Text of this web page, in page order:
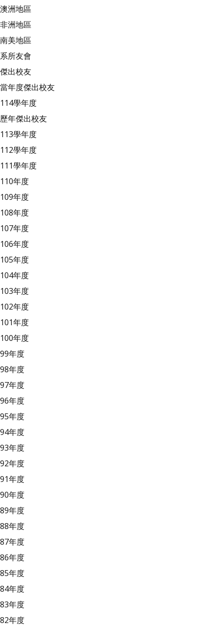
澳洲地區
非洲地區
南美地區
系所友會
傑出校友
當年度傑出校友
114學年度
歷年傑出校友
113學年度
112學年度
111學年度
110年度
109年度
108年度
107年度
106年度
105年度
104年度
103年度
102年度
101年度
100年度
99年度
98年度
97年度
96年度
95年度
94年度
93年度
92年度
91年度
90年度
89年度
88年度
87年度
86年度
85年度
84年度
83年度
82年度